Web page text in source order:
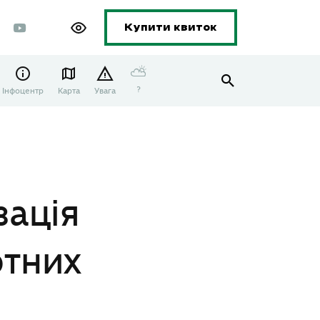
Купити квиток
Інфоцентр Карта Увага
⛅
?